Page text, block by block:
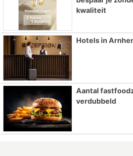
kwaliteit
Hotels in
Aantal
verdubbeld